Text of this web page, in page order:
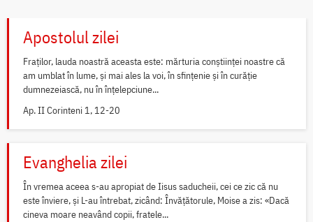
Apostolul zilei
Fraților, lauda noastră aceasta este: mărturia conștiinței noastre că
am umblat în lume, și mai ales la voi, în sfințenie și în curăție
dumnezeiască, nu în înțelepciune...
Ap. II Corinteni 1, 12-20
Evanghelia zilei
În vremea aceea s-au apropiat de Iisus saducheii, cei ce zic că nu
este înviere, și L-au întrebat, zicând: Învățătorule, Moise a zis: «Dacă
cineva moare neavând copii, fratele...